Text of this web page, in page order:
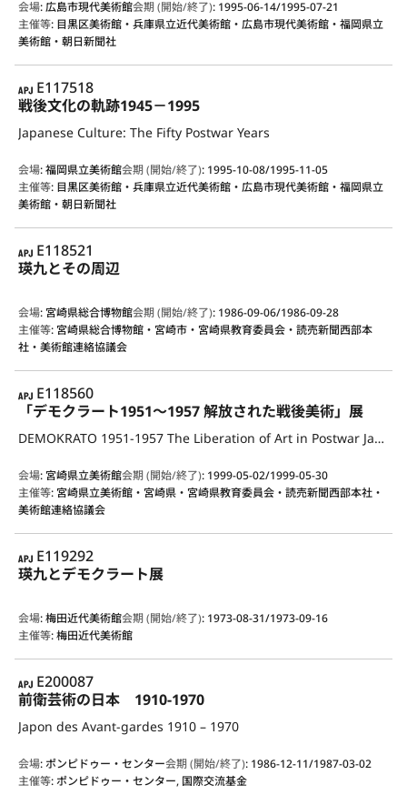
会場:広島市現代美術館会期 (開始/終了): 1995-06-14/1995-07-21
主催等: 目黒区美術館・兵庫県立近代美術館・広島市現代美術館・福岡県立
美術館・朝日新聞社
APJ
E117518
戦後文化の軌跡1945－1995
Japanese Culture: The Fifty Postwar Years
会場:福岡県立美術館会期 (開始/終了): 1995-10-08/1995-11-05
主催等: 目黒区美術館・兵庫県立近代美術館・広島市現代美術館・福岡県立
美術館・朝日新聞社
APJ
E118521
瑛九とその周辺
会場: 宮崎県総合博物館会期 (開始/終了): 1986-09-06/1986-09-28
主催等: 宮崎県総合博物館・宮崎市・宮崎県教育委員会・読売新聞西部本
社・美術館連絡協議会
APJ
E118560
「デモクラート1951～1957 解放された戦後美術」展
DEMOKRATO 1951-1957 The Liberation of Art in Postwar Japan
会場: 宮崎県立美術館会期 (開始/終了): 1999-05-02/1999-05-30
主催等: 宮崎県立美術館・宮崎県・宮崎県教育委員会・読売新聞西部本社・
美術館連絡協議会
APJ
E119292
瑛九とデモクラート展
会場:梅田近代美術館会期 (開始/終了): 1973-08-31/1973-09-16
主催等:梅田近代美術館
APJ
E200087
前衛芸術の日本 1910-1970
Japon des Avant-gardes 1910 – 1970
会場:ポンピドゥー・センター会期 (開始/終了): 1986-12-11/1987-03-02
主催等:ポンピドゥー・センター, 国際交流基金